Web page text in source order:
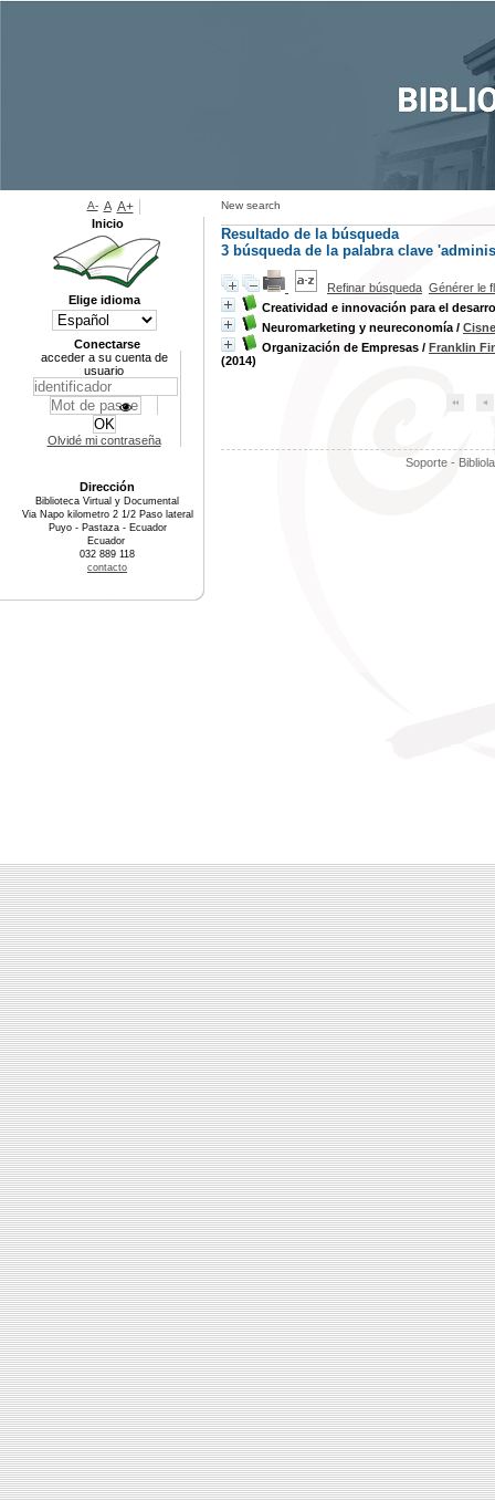
New search
Resultado de la búsqueda
3 búsqueda de la palabra clave
Refinar búsqueda Générer le
Creatividad e innovación para el
Neuromarketing y neureconomía /
Organización de Empresas / Franklin
(2014)
Soporte -
A- A A+
Inicio
Elige idioma
Conectarse
acceder a su cuenta de
usuario
Olvidé mi contraseña
Dirección
Biblioteca Virtual y Documental
Via Napo kilometro 2 1/2 Paso lateral
Puyo - Pastaza - Ecuador
Ecuador
032 889 118
contacto